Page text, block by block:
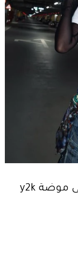
مايا دياب بالشعر الاسود تتبنى موضة y2k